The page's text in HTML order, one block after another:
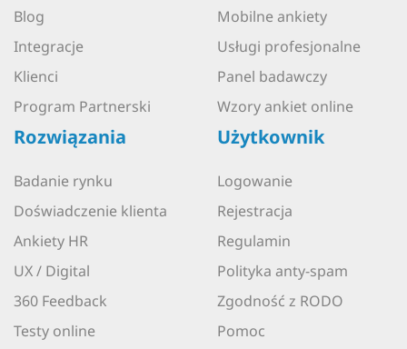
Blog
Integracje
Klienci
Program Partnerski
Mobilne ankiety
Usługi profesjonalne
Panel badawczy
Wzory ankiet online
Rozwiązania
Badanie rynku
Doświadczenie klienta
Ankiety HR
UX / Digital
360 Feedback
Testy online
Użytkownik
Logowanie
Rejestracja
Regulamin
Polityka anty-spam
Zgodność z RODO
Pomoc